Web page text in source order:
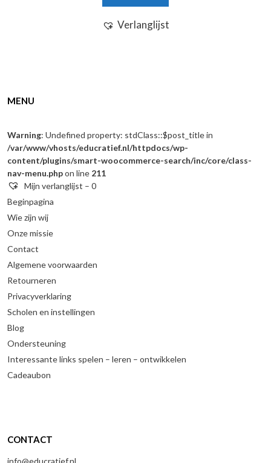
Verlanglijst
MENU
Warning: Undefined property: stdClass::$post_title in
/var/www/vhosts/educratief.nl/httpdocs/wp-
content/plugins/smart-woocommerce-search/inc/core/class-
nav-menu.phpon line 211
Mijn verlanglijst – 0
Beginpagina
Wie zijn wij
Onze missie
Contact
Algemene voorwaarden
Retourneren
Privacyverklaring
Scholen en instellingen
Blog
Ondersteuning
Interessante links spelen – leren – ontwikkelen
Cadeaubon
CONTACT
info@educratief.nl